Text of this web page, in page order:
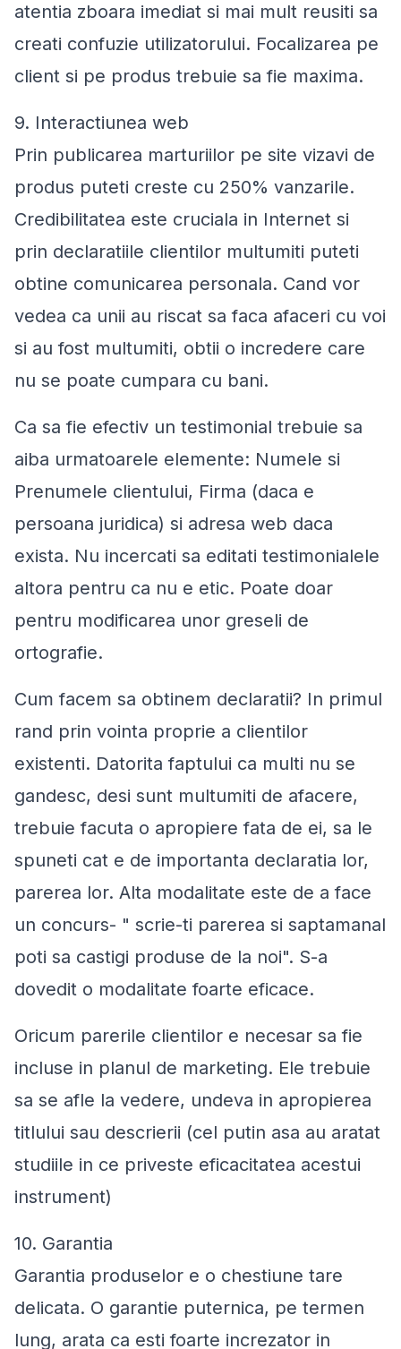
atentia zboara imediat si mai mult reusiti sa
creati confuzie utilizatorului. Focalizarea pe
client si pe produs trebuie sa fie maxima.
9. Interactiunea web
Prin publicarea marturiilor pe site vizavi de
produs puteti creste cu 250% vanzarile.
Credibilitatea este cruciala in Internet si
prin declaratiile clientilor multumiti puteti
obtine comunicarea personala. Cand vor
vedea ca unii au riscat sa faca afaceri cu voi
si au fost multumiti, obtii o incredere care
nu se poate cumpara cu bani.
Ca sa fie efectiv un testimonial trebuie sa
aiba urmatoarele elemente: Numele si
Prenumele clientului, Firma (daca e
persoana juridica) si adresa web daca
exista. Nu incercati sa editati testimonialele
altora pentru ca nu e etic. Poate doar
pentru modificarea unor greseli de
ortografie.
Cum facem sa obtinem declaratii? In primul
rand prin vointa proprie a clientilor
existenti. Datorita faptului ca multi nu se
gandesc, desi sunt multumiti de afacere,
trebuie facuta o apropiere fata de ei, sa le
spuneti cat e de importanta declaratia lor,
parerea lor. Alta modalitate este de a face
un concurs- " scrie-ti parerea si saptamanal
poti sa castigi produse de la noi". S-a
dovedit o modalitate foarte eficace.
Oricum parerile clientilor e necesar sa fie
incluse in planul de marketing. Ele trebuie
sa se afle la vedere, undeva in apropierea
titlului sau descrierii (cel putin asa au aratat
studiile in ce priveste eficacitatea acestui
instrument)
10. Garantia
Garantia produselor e o chestiune tare
delicata. O garantie puternica, pe termen
lung, arata ca esti foarte increzator in